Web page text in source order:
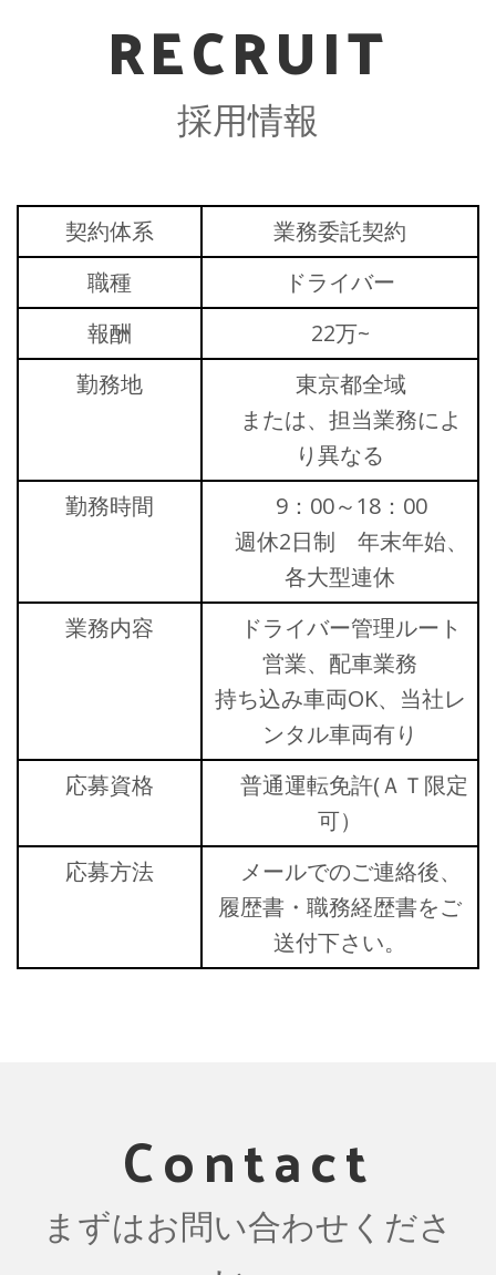
RECRUIT
採用情報
契約体系
業務委託契約
職種
ドライバー
報酬
22万~
勤務地
東京都全域
または、担当業務によ
り異なる
勤務時間
9：00～18：00
週休2日制 年末年始、
各大型連休
業務内容
ドライバー管理ルート
営業、配車業務
持ち込み車両OK、当社レ
ンタル車両有り
応募資格
普通運転免許(ＡＴ限定
可）
応募方法
メールでのご連絡後、
履歴書・職務経歴書をご
送付下さい。
Contact
まずはお問い合わせくださ